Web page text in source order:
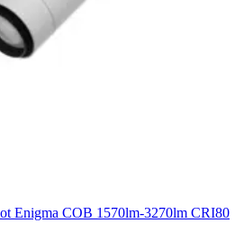
Enigma COB 1570lm-3270lm CRI80